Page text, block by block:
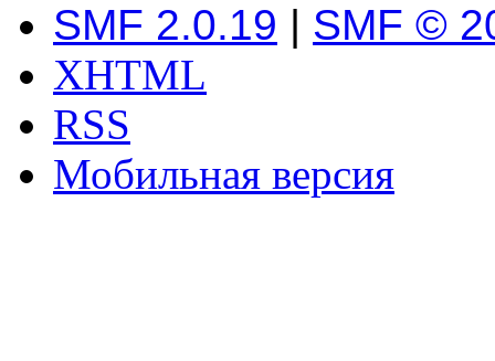
SMF 2.0.19 | SMF ©
XHTML
RSS
Мобильная версия